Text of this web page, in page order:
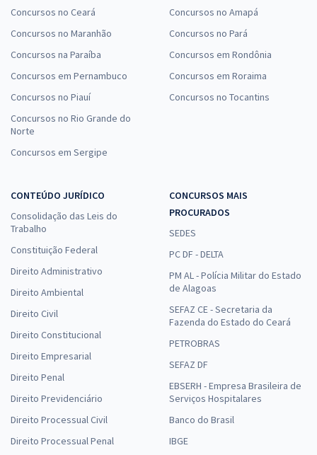
Concursos no Ceará
Concursos no Maranhão
Concursos na Paraíba
Concursos em Pernambuco
Concursos no Piauí
Concursos no Rio Grande do
Norte
Concursos em Sergipe
Concursos no Amapá
Concursos no Pará
Concursos em Rondônia
Concursos em Roraima
Concursos no Tocantins
CONTEÚDO JURÍDICO
Consolidação das Leis do
Trabalho
Constituição Federal
Direito Administrativo
Direito Ambiental
Direito Civil
Direito Constitucional
Direito Empresarial
Direito Penal
Direito Previdenciário
Direito Processual Civil
Direito Processual Penal
CONCURSOS MAIS
PROCURADOS
SEDES
PC DF - DELTA
PM AL - Polícia Militar do Estado
de Alagoas
SEFAZ CE - Secretaria da
Fazenda do Estado do Ceará
PETROBRAS
SEFAZ DF
EBSERH - Empresa Brasileira de
Serviços Hospitalares
Banco do Brasil
IBGE